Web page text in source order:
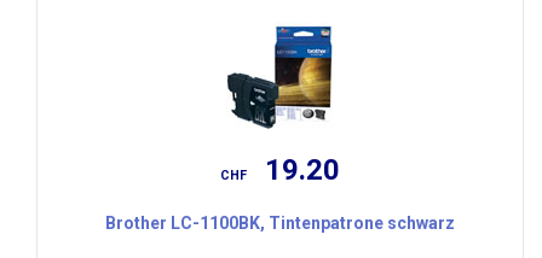
CHF 19.20
Brother LC-1100BK, Tintenpatrone schwarz